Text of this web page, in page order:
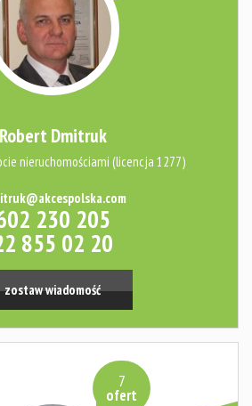
Robert Dmitruk
nieruchomościami (licencja 1277)
230 205
855 02 20
zostaw wiadomość
7
ofert